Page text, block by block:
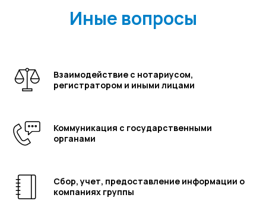
Иные вопросы
Взаимодействие с нотариусом,
регистратором и иными лицами
Коммуникация с государственными
органами
Сбор, учет, предоставление информации о
компаниях группы
предложение на
электронную почту
Наши эксперты проведут детальную
оценку вашего проекта и
учитывающее все особенности и
требования вашего бизнеса.